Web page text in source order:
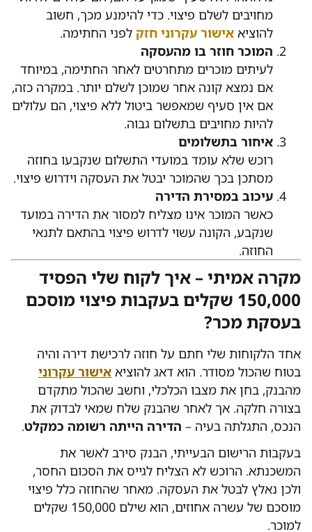
מחויבים לשלם פיצוי. כדי להימנע מכך, חשוב
להוציא אישור עקרוני חזק לפני החתימה.
המוכר חוזר בו מהעסקה
לעיתים מוכרים מתחרטים לאחר החתימה, במיוחד
אם נמצא קונה אחר שמוכן לשלם יותר. במקרה כזה,
אם אין סעיף שמאפשר ביטול ללא פיצוי, הם עלולים
להיות מחויבים בתשלום גבוה.
איחור בתשלומים
רוכש שלא עומד במועדי התשלום שנקבעו בחוזה
מסתכן בכך שהמוכר יבטל את העסקה וידרוש פיצוי.
עיכוב במסירת הדירה
כאשר המוכר אינו מצליח למסור את הדירה במועד
שנקבע, הקונה עשוי לדרוש פיצוי בהתאם לתנאי
החוזה.
מקרה אמיתי – איך לקוח שלי הפסיד
150,000 שקלים בעקבות פיצוי מוסכם
בעסקת מכר?
אחד הלקוחות שלי חתם על חוזה לרכישת דירה והיה
בטוח שהכול מסודר. הוא דאג להוציא אישור עקרוני
מהבנק, בחן את מצבו הכלכלי, וחשב שהכול מתקדם
בצורה חלקה. אך לאחר שהבנק שלח שמאי לבדוק את
הנכס, התגלתה בעיה – הדירה הייתה רשומה כמקלט.
בעקבות הרישום הבעייתי, הבנק סירב לאשר את
המשכנתא. הרוכש לא הצליח לגייס את הסכום החסר,
ולכן נאלץ לבטל את העסקה. מאחר שהחוזה כלל פיצוי
מוסכם של עשרה אחוזים, הוא שילם 150,000 שקלים
למוכר.